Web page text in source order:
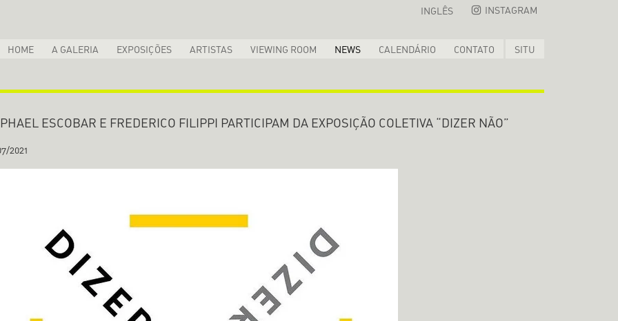
INGLÊS INSTAGRAM
HOME A GALERIA EXPOSIÇÕES ARTISTAS VIEWING ROOM NEWS CALENDÁRIO CONTATO SITU
ESCOBAR E FREDERICO FILIPPI PARTICIPAM DA EXPOSIÇÃO COLETIVA “DIZER NÃO”
2021